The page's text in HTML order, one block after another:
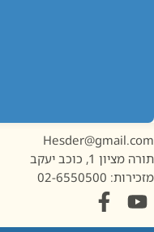
1, כוכב יעקב
02-6550500